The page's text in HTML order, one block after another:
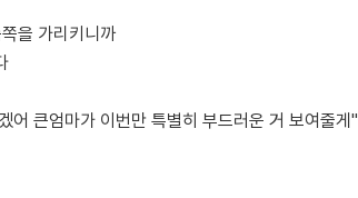
을 가리키니까
어 큰엄마가 이번만 특별히 부드러운 거 보여줄게"